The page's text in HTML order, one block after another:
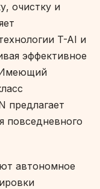
очистку и
T-AI и
эффективное
Имеющий
предлагает
повседневного
автономное